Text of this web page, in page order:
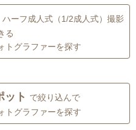
ハーフ成人式（1/2成人式）撮影
る
トグラファーを探す
ット で絞り込んで
トグラファーを探す